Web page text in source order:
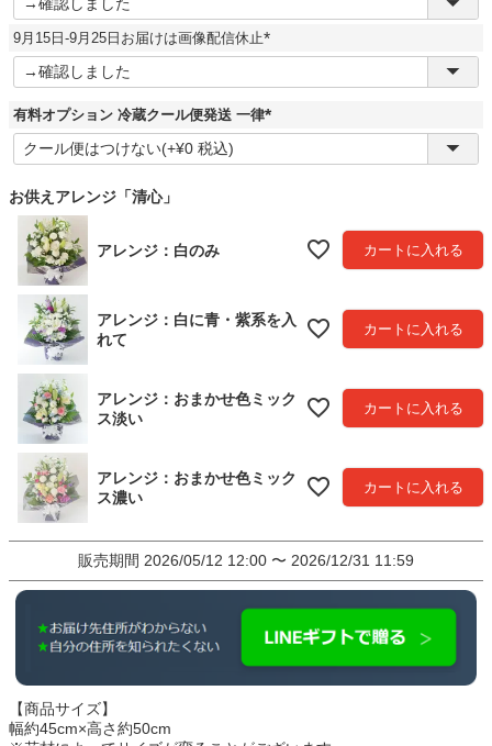
須
)
9月15日-9月25日お届けは画像配信休止
(
須
)
有料オプション 冷蔵クール便発送 一律
(
須
お供えアレンジ「清心」
アレンジ：白のみ カートに入れる
アレンジ：白に青・紫系を入
れて
カートに入れる
アレンジ：おまかせ色ミック
ス淡い
カートに入れる
アレンジ：おまかせ色ミック
ス濃い
カートに入れる
販売期間 2026/05/12 12:00 〜 2026/12/31 11:59
【商品サイズ】
幅約45cm×高さ約50cm